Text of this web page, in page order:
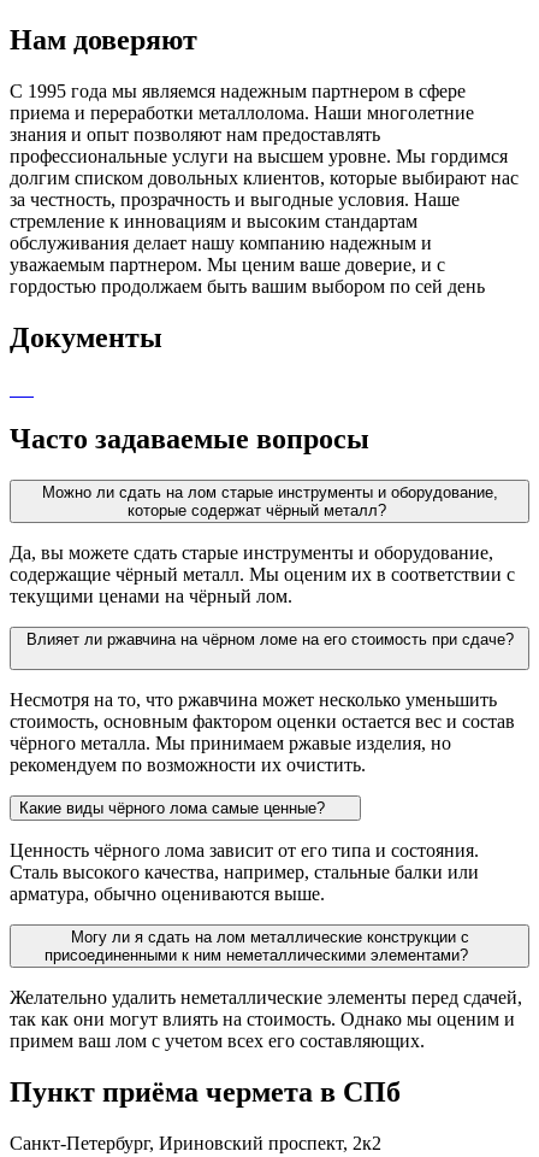
Нам доверяют
С 1995 года мы являемся надежным партнером в сфере
приема и переработки металлолома. Наши многолетние
знания и опыт позволяют нам предоставлять
профессиональные услуги на высшем уровне. Мы гордимся
долгим списком довольных клиентов, которые выбирают нас
за честность, прозрачность и выгодные условия. Наше
стремление к инновациям и высоким стандартам
обслуживания делает нашу компанию надежным и
уважаемым партнером. Мы ценим ваше доверие, и с
гордостью продолжаем быть вашим выбором по сей день
Документы
Часто задаваемые вопросы
Можно ли сдать на лом старые инструменты и оборудование,
которые содержат чёрный металл?
Да, вы можете сдать старые инструменты и оборудование,
содержащие чёрный металл. Мы оценим их в соответствии с
текущими ценами на чёрный лом.
Влияет ли ржавчина на чёрном ломе на его стоимость при сдаче?
Несмотря на то, что ржавчина может несколько уменьшить
стоимость, основным фактором оценки остается вес и состав
чёрного металла. Мы принимаем ржавые изделия, но
рекомендуем по возможности их очистить.
Какие виды чёрного лома самые ценные?
Ценность чёрного лома зависит от его типа и состояния.
Сталь высокого качества, например, стальные балки или
арматура, обычно оцениваются выше.
Могу ли я сдать на лом металлические конструкции с
присоединенными к ним неметаллическими элементами?
Желательно удалить неметаллические элементы перед сдачей,
так как они могут влиять на стоимость. Однако мы оценим и
примем ваш лом с учетом всех его составляющих.
Пункт приёма чермета в СПб
Санкт-Петербург, Ириновский проспект, 2к2